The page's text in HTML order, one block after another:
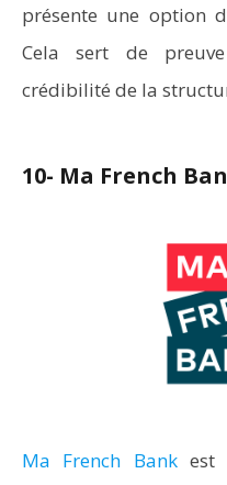
présente une option
Cela sert de
crédibilité de la
10- Ma French
Ma French Bankest